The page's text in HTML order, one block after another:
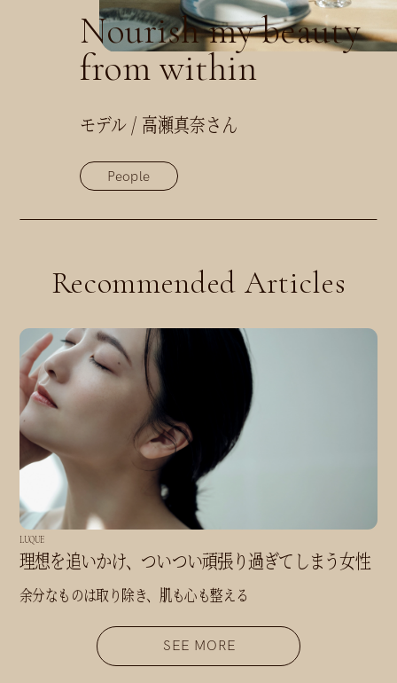
Nourish my beauty
from within
モデル / 高瀬真奈さん
People
Recommended Articles
LUQUE
理想を追いかけ、ついつい頑張り過ぎてしまう女性
余分なものは取り除き、肌も心も整える
SEE MORE